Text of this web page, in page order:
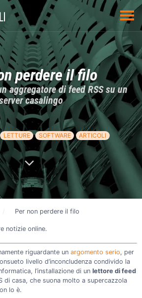
perdere il filo
aggregatore di feed RSS su un
casalingo
LETTURE SOFTWARE ARTICOLI
Per non perdere il filo
notizie online.
riguardante un argomento serio, per
livello d’inconcludenza condivido la
l’installazione di un lettore di feed
di casa, che suona molto a supercazzola
lo è.